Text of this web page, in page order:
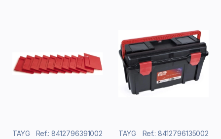
TAYG Ref.: 8412796391002 TAYG Ref.: 8412796135002